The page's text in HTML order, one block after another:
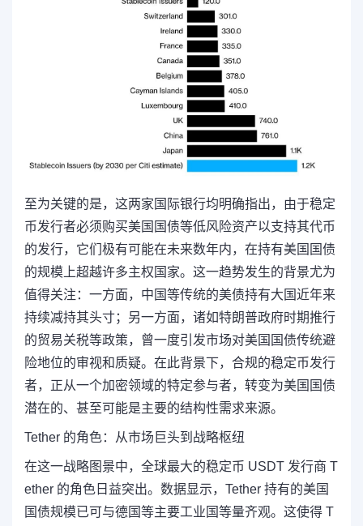
至为关键的是，这两家国际银行均明确指出，由于稳定
币发行者必须购买美国国债等低风险资产以支持其代币
的发行，它们极有可能在未来数年内，在持有美国国债
的规模上超越许多主权国家。这一趋势发生的背景尤为
值得关注：一方面，中国等传统的美债持有大国近年来
持续减持其头寸；另一方面，诸如特朗普政府时期推行
的贸易关税等政策，曾一度引发市场对美国国债传统避
险地位的审视和质疑。在此背景下，合规的稳定币发行
者，正从一个加密领域的特定参与者，转变为美国国债
潜在的、甚至可能是主要的结构性需求来源。
Tether 的角色：从市场巨头到战略枢纽
在这一战略图景中，全球最大的稳定币 USDT 发行商 T
ether 的角色日益突出。数据显示， Tether 持有的美国
国债规模已可与德国等主要工业国等量齐观。 这使得 T